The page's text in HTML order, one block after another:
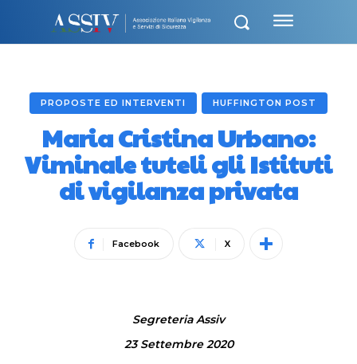
PROPOSTE ED INTERVENTI HUFFINGTON POST
Maria Cristina Urbano:
Viminale tuteli gli Istituti
di vigilanza privata
Facebook X
Segreteria Assiv
23 Settembre 2020